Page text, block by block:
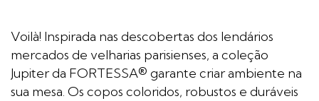
Voilà! Inspirada nas descobertas dos lendários
mercados de velharias parisienses, a coleção
Jupiter da FORTESSA® garante criar ambiente na
sua mesa. Os copos coloridos, robustos e duráveis